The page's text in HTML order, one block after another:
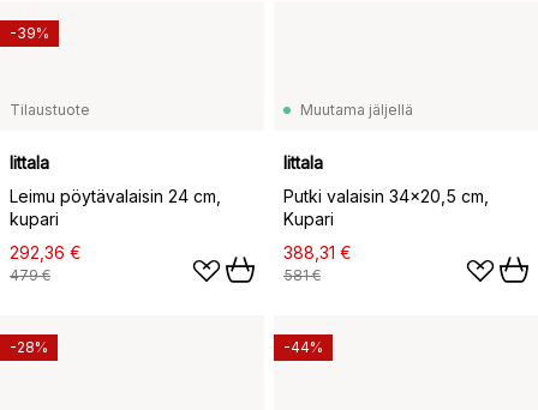
Tilaustuote
Iittala
Leimu pöytävalaisin 24 cm,
kupari
292,36 €
479 €
-39%
Muutama jäljellä
Iittala
Putki valaisin 34x20,5 cm,
Kupari
388,31 €
581 €
-28% -44%